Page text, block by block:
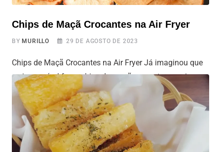
Chips de Maçã Crocantes na Air Fryer
BY MURILLO 29 DE AGOSTO DE 2023
Chips de Maçã Crocantes na Air Fryer Já imaginou que
seria possível fazer chips de maçã crocantes na air
fryer? Diferente das batatas fritas tradicionais, esses
chips de maçã se destacam como uma alternativa bem
mais saudável do que os chips que normalmente vemos
por aí. Com um toque de canela, você tem um lanchinho